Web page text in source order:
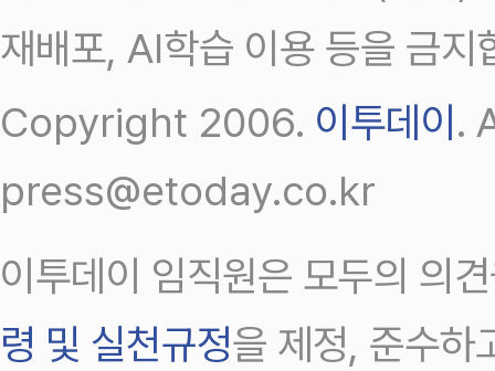
재배포, AI학습 이용 등을 금지
Copyright 2006. 이투데이 .
press@etoday.co.kr
이투데이 임직원은 모두의 의
령 및 실천규정을 제정, 준수하